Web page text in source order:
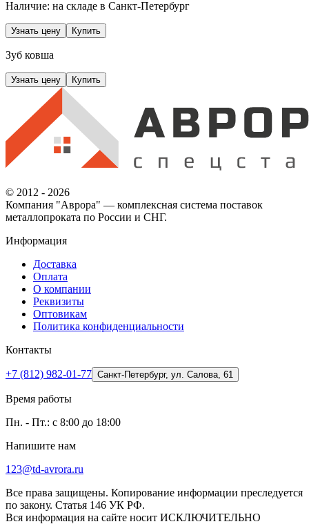
Наличие: на складе в Санкт-Петербург
Узнать цену Купить
Зуб ковша
Узнать цену Купить
© 2012 - 2026
Компания "Аврора" — комплексная система поставок
металлопроката по России и СНГ.
Информация
Доставка
Оплата
О компании
Реквизиты
Оптовикам
Политика конфиденциальности
Контакты
+7 (812) 982-01-77 Санкт-Петербург, ул. Салова, 61
Время работы
Пн. - Пт.: с 8:00 до 18:00
Напишите нам
123@td-avrora.ru
Все права защищены. Копирование информации преследуется
по закону. Статья 146 УК РФ.
Вся информация на сайте носит ИСКЛЮЧИТЕЛЬНО